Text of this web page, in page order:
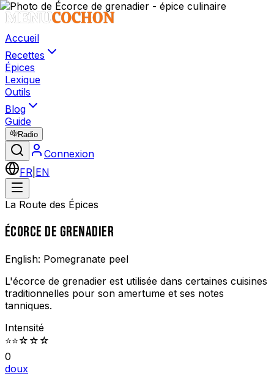
Accueil
Recettes
Épices
Lexique
Outils
Blog
Guide
Radio
Connexion
FR EN
La Route des Épices
ÉCORCE DE GRENADIER
English: Pomegranate peel
L'écorce de grenadier est utilisée dans certaines cuisines
traditionnelles pour son amertume et ses notes
tanniques.
Intensité
⭐⭐☆ ☆ ☆
0
doux